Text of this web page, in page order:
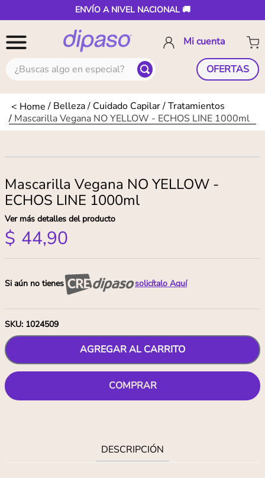
ENVÍO A NIVEL NACIONAL 🚚
¿Buscas algo en especial? OFERTAS
Belleza Cuidado Capilar Tratamientos
Mascarilla Vegana NO YELLOW - ECHOS LINE 1000ml
Mascarilla Vegana NO YELLOW -
ECHOS LINE 1000ml
Ver más detalles del producto
$ 44,90
Si aún no tienes solicítalo Aquí
SKU: 1024509
AGREGAR AL CARRITO
COMPRAR
DESCRIPCIÓN